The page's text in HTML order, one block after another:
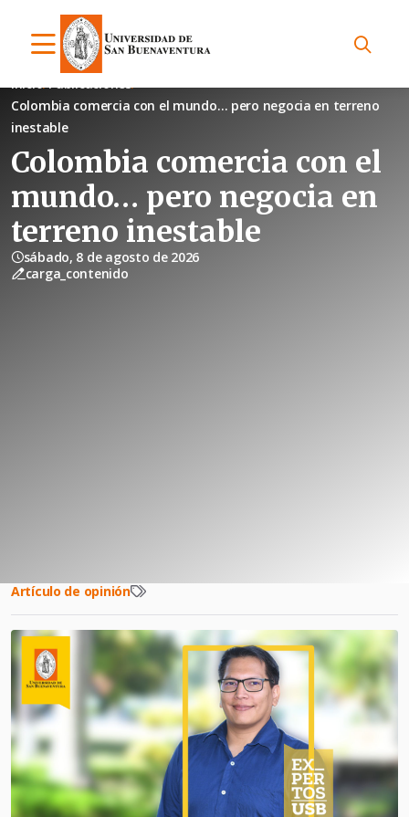
Inicio Publicaciones
Colombia comercia con el mundo… pero negocia en terreno
inestable
Colombia comercia con el
mundo… pero negocia en
terreno inestable
sábado, 8 de agosto de 2026
carga_contenido
Artículo de opinión